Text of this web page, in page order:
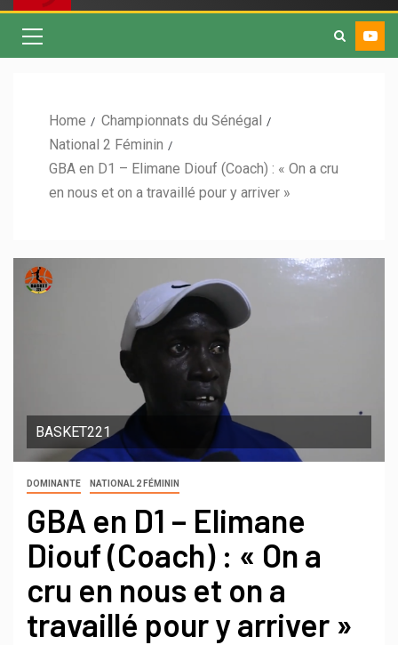
Home
Championnats du Sénégal
National 2 Féminin
GBA en D1 – Elimane Diouf (Coach) : « On a cru
en nous et on a travaillé pour y arriver »
BASKET221
DOMINANTE NATIONAL 2 FÉMININ
GBA en D1 – Elimane
Diouf (Coach) : « On a
cru en nous et on a
travaillé pour y arriver »